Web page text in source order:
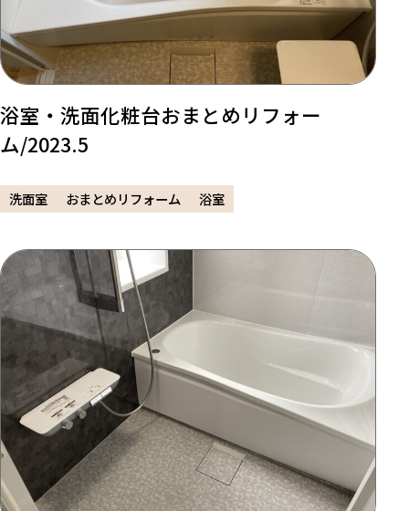
浴室・洗面化粧台おまとめリフォー
ム/2023.5
洗面室 おまとめリフォーム 浴室